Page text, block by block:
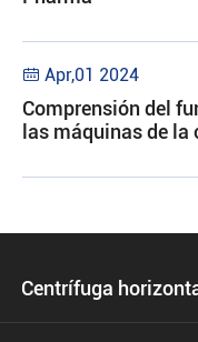
 Apr,01 2024
Comprensión del
las máquinas de la
Centrífuga